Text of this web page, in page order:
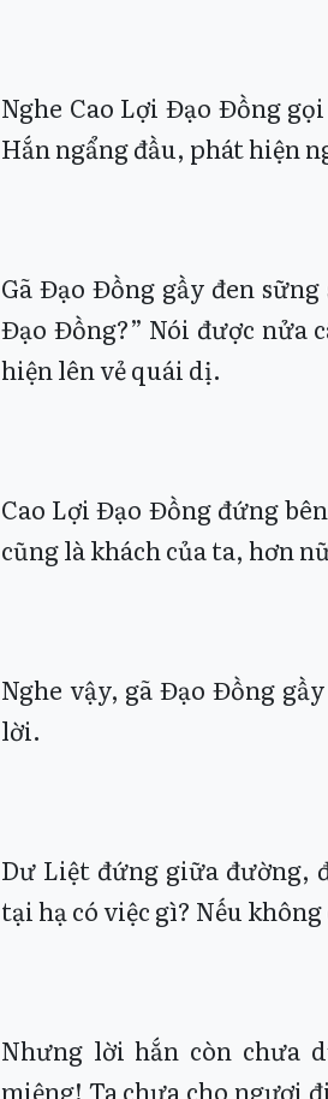
Nghe Cao Lợi Đạo Đồng
Hắn ngẩng đầu, phát hiện
Gã Đạo Đồng gầy đen
Đạo Đồng?” Nói được nửa
hiện lên vẻ quái dị.
Cao Lợi Đạo Đồng đứng
cũng là khách của ta, hơn
Nghe vậy, gã Đạo Đồng
lời.
Dư Liệt đứng giữa đường,
tại hạ có việc gì? Nếu
Nhưng lời hắn còn chưa
miệng! Ta chưa cho ngươi